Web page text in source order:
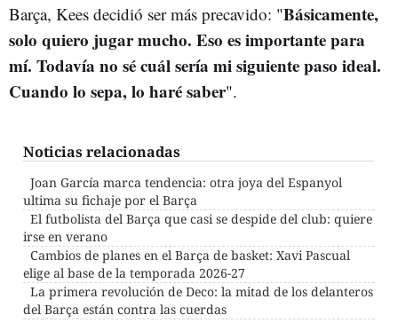
Barça, Kees decidió ser más precavido: "Básicamente,
solo quiero jugar mucho. Eso es importante para
mí. Todavía no sé cuál sería mi siguiente paso ideal.
Cuando lo sepa, lo haré saber".
Noticias relacionadas
Joan García marca tendencia: otra joya del Espanyol
ultima su fichaje por el Barça
El futbolista del Barça que casi se despide del club: quiere
irse en verano
Cambios de planes en el Barça de basket: Xavi Pascual
elige al base de la temporada 2026-27
La primera revolución de Deco: la mitad de los delanteros
del Barça están contra las cuerdas